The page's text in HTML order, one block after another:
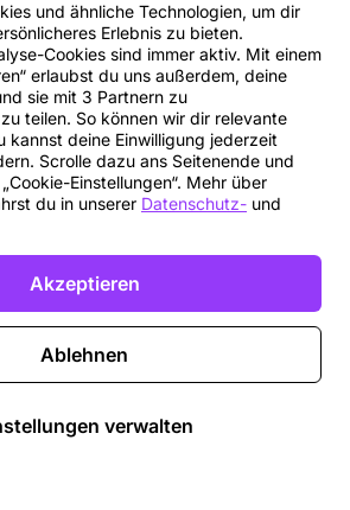
und ähnliche Technologien, um dir
Erlebnis zu bieten.
Cookies sind immer aktiv. Mit einem
erlaubst du uns außerdem, deine
sie mit 3 Partnern zu
teilen. So können wir dir relevante
kannst deine Einwilligung jederzeit
Scrolle dazu ans Seitenende und
Einstellungen“. Mehr über
du in unserer Datenschutz- und
Akzeptieren
Ablehnen
verwalten